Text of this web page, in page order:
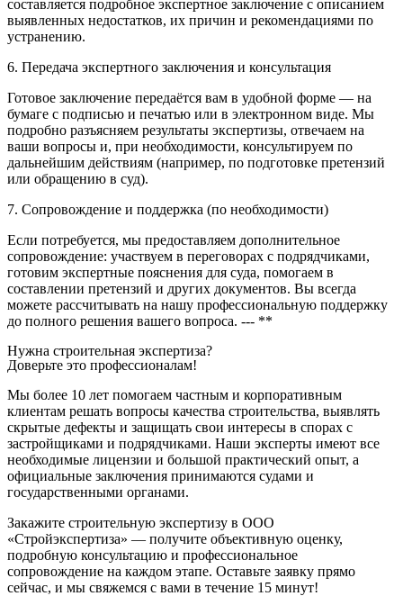
составляется подробное экспертное заключение с описанием
выявленных недостатков, их причин и рекомендациями по
устранению.
6. Передача экспертного заключения и консультация
Готовое заключение передаётся вам в удобной форме — на
бумаге с подписью и печатью или в электронном виде. Мы
подробно разъясняем результаты экспертизы, отвечаем на
ваши вопросы и, при необходимости, консультируем по
дальнейшим действиям (например, по подготовке претензий
или обращению в суд).
7. Сопровождение и поддержка (по необходимости)
Если потребуется, мы предоставляем дополнительное
сопровождение: участвуем в переговорах с подрядчиками,
готовим экспертные пояснения для суда, помогаем в
составлении претензий и других документов. Вы всегда
можете рассчитывать на нашу профессиональную поддержку
до полного решения вашего вопроса. --- **
Нужна строительная экспертиза?
Доверьте это профессионалам!
Мы более 10 лет помогаем частным и корпоративным
клиентам решать вопросы качества строительства, выявлять
скрытые дефекты и защищать свои интересы в спорах с
застройщиками и подрядчиками. Наши эксперты имеют все
необходимые лицензии и большой практический опыт, а
официальные заключения принимаются судами и
государственными органами.
Закажите строительную экспертизу в ООО
«Стройэкспертиза» — получите объективную оценку,
подробную консультацию и профессиональное
сопровождение на каждом этапе. Оставьте заявку прямо
сейчас, и мы свяжемся с вами в течение 15 минут!